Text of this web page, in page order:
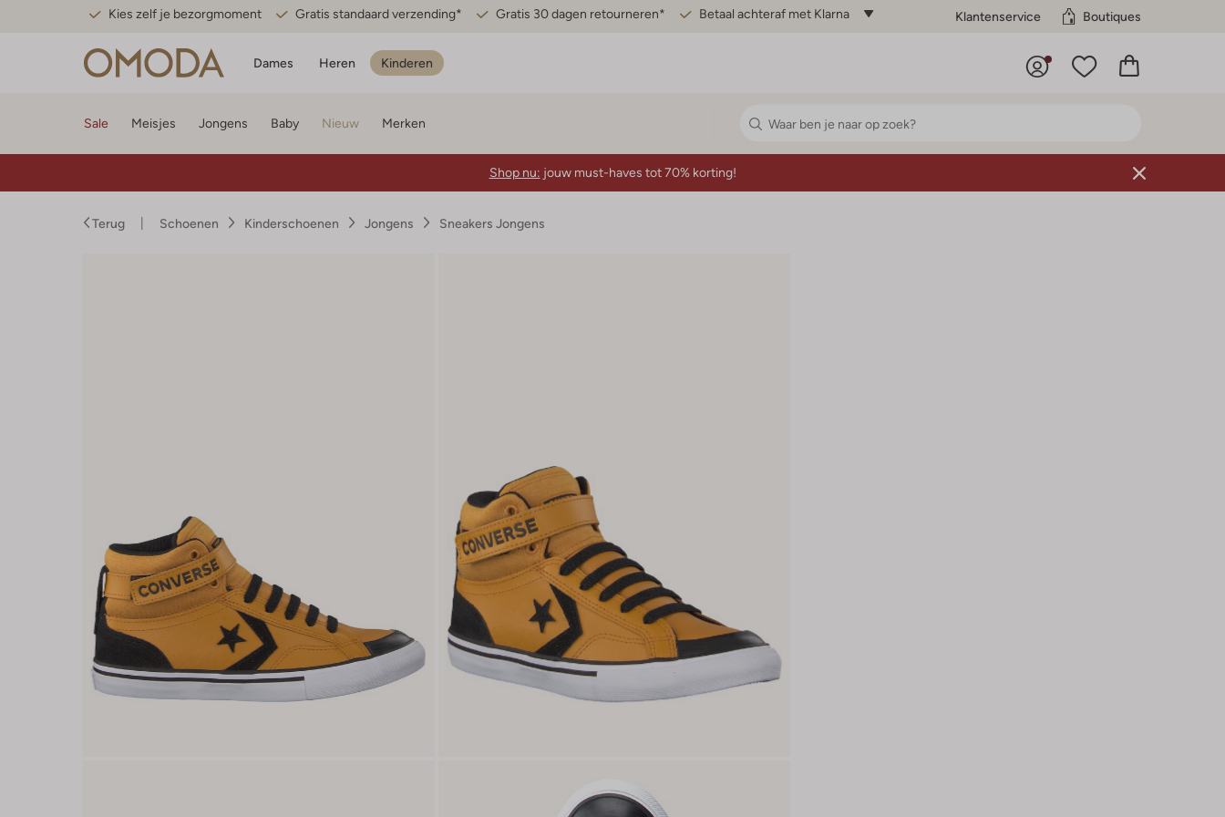
Kies zelf je bezorgmoment Gratis standaard verzending* Gratis 30 dagen retourneren* Betaal achteraf met Klarna Klantenservice Boutiques
Dames Heren Kinderen
Sale Meisjes Jongens Baby Nieuw Merken
Shop nu: jouw must-haves tot 70% korting!
Terug Schoenen Kinderschoenen Jongens Sneakers Jongens